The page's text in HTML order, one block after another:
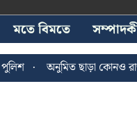
মতে বিমতে
অনুমিত ছাড়া কোনও